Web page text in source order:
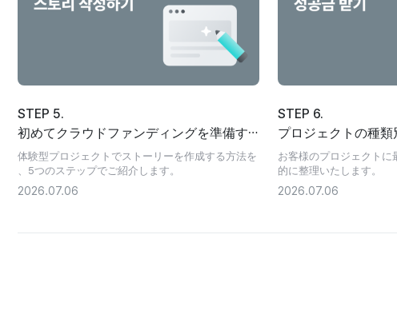
STEP 5.
初めてクラウドファンディングを準備す
る個人向けのストーリー作成ガイド
体験型プロジェクトでストーリーを作成する方法を
、5つのステップでご紹介します。
2026.07.06
STEP 6.
プロジェクトの種
お客様のプロジェクト
的に整理いたします。
2026.07.06